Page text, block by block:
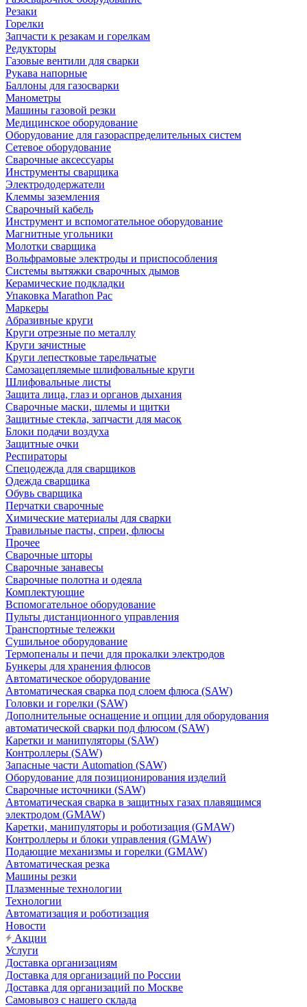
Резаки
Горелки
Запчасти к резакам и горелкам
Редукторы
Газовые вентили для сварки
Рукава напорные
Баллоны для газосварки
Манометры
Машины газовой резки
Медицинское оборудование
Оборудование для газораспределительных систем
Сетевое оборудование
Сварочные аксессуары
Инструменты сварщика
Электрододержатели
Клеммы заземления
Сварочный кабель
Инструмент и вспомогательное оборудование
Магнитные угольники
Молотки сварщика
Вольфрамовые электроды и приспособления
Системы вытяжки сварочных дымов
Керамические подкладки
Упаковка Marathon Pac
Маркеры
Абразивные круги
Круги отрезные по металлу
Круги зачистные
Круги лепестковые тарельчатые
Самозацепляемые шлифовальные круги
Шлифовальные листы
Защита лица, глаз и органов дыхания
Сварочные маски, шлемы и щитки
Защитные стекла, запчасти для масок
Блоки подачи воздуха
Защитные очки
Респираторы
Спецодежда для сварщиков
Одежда сварщика
Обувь сварщика
Перчатки сварочные
Химические материалы для сварки
Травильные пасты, спреи, флюсы
Прочее
Сварочные шторы
Сварочные занавесы
Сварочные полотна и одеяла
Комплектующие
Вспомогательное оборудование
Пульты дистанционного управления
Транспортные тележки
Сушильное оборудование
Термопеналы и печи для прокалки электродов
Бункеры для хранения флюсов
Автоматическое оборудование
Автоматическая сварка под слоем флюса (SAW)
Головки и горелки (SAW)
Дополнительные оснащение и опции для оборудования
автоматической сварки под флюсом (SAW)
Каретки и манипуляторы (SAW)
Контроллеры (SAW)
Запасные части Automation (SAW)
Оборудование для позиционирования изделий
Сварочные источники (SAW)
Автоматическая сварка в защитных газах плавящимся
электродом (GMAW)
Каретки, манипуляторы и роботизация (GMAW)
Контроллеры и блоки управления (GMAW)
Подающие механизмы и горелки (GMAW)
Автоматическая резка
Машины резки
Плазменные технологии
Технологии
Автоматизация и роботизация
Новости
Акции
Услуги
Доставка организациям
Доставка для организаций по России
Доставка для организаций по Москве
Самовывоз с нашего склада